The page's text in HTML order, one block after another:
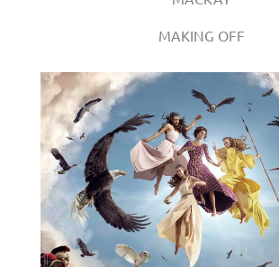
MAKING OFF